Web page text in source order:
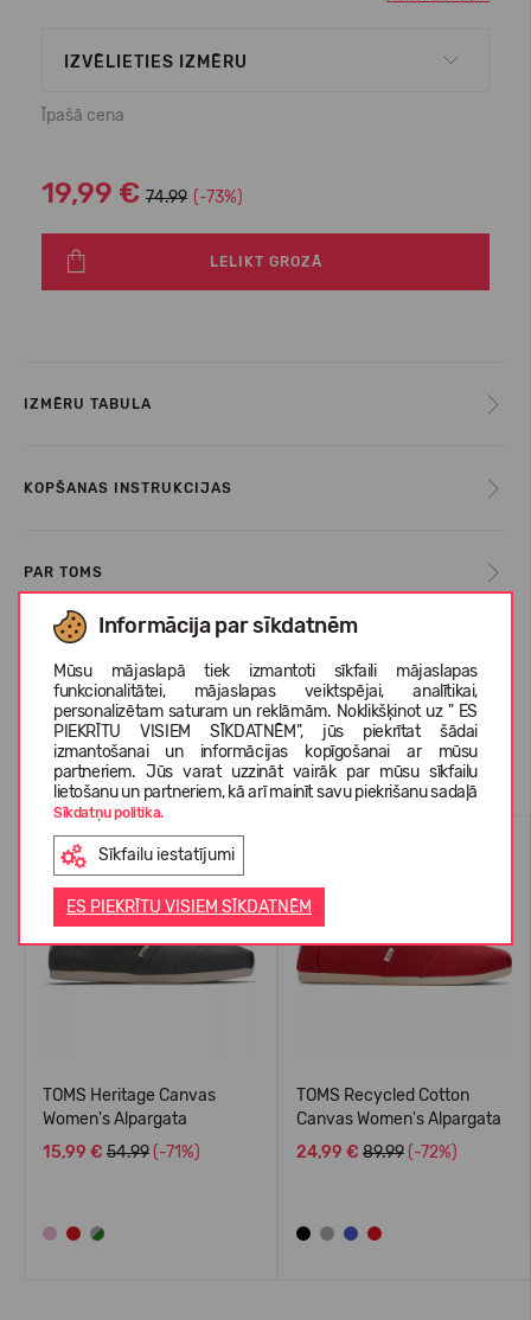
Informācija par sīkdatnēm
Mūsu mājaslapā tiek izmantoti sīkfaili mājaslapas
funkcionalitātei, mājaslapas veiktspējai, analītikai,
personalizētam saturam un reklāmām. Noklikšķinot uz " ES
PIEKRĪTU VISIEM SĪKDATNĒM", jūs piekrītat šādai
izmantošanai un informācijas kopīgošanai ar mūsu
partneriem. Jūs varat uzzināt vairāk par mūsu sīkfailu
lietošanu un partneriem, kā arī mainīt savu piekrišanu sadaļā
Sīkdatņu politika.
Sīkfailu iestatījumi
ES PIEKRĪTU VISIEM SĪKDATNĒM
IZVĒLIETIES IZMĒRU
Īpašā cena
19,99 € 74.99 (-73%)
LELIKT GROZĀ
IZMĒRU TABULA
KOPŠANAS INSTRUKCIJAS
PAR TOMS
Līdzīgas preces
-71%
VASARAI
TOMS Heritage Canvas
Women's Alpargata
15,99 € 54.99 (-71%)
TOMS Recycled Cotton
Canvas Women's Alpargata
24,99 € 89.99 (-72%)